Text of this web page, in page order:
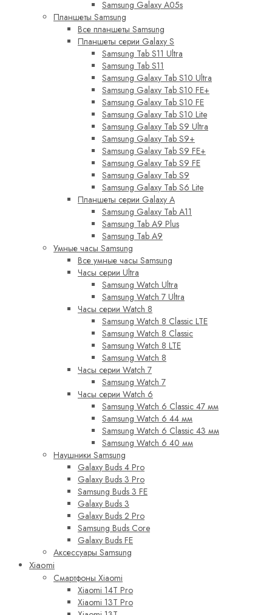
Samsung Galaxy A05s
Планшеты Samsung
Все планшеты Samsung
Планшеты серии Galaxy S
Samsung Tab S11 Ultra
Samsung Tab S11
Samsung Galaxy Tab S10 Ultra
Samsung Galaxy Tab S10 FE+
Samsung Galaxy Tab S10 FE
Samsung Galaxy Tab S10 Lite
Samsung Galaxy Tab S9 Ultra
Samsung Galaxy Tab S9+
Samsung Galaxy Tab S9 FE+
Samsung Galaxy Tab S9 FE
Samsung Galaxy Tab S9
Samsung Galaxy Tab S6 Lite
Планшеты серии Galaxy A
Samsung Galaxy Tab A11
Samsung Tab A9 Plus
Samsung Tab A9
Умные часы Samsung
Все умные часы Samsung
Часы серии Ultra
Samsung Watch Ultra
Samsung Watch 7 Ultra
Часы серии Watch 8
Samsung Watch 8 Classic LTE
Samsung Watch 8 Classic
Samsung Watch 8 LTE
Samsung Watch 8
Часы серии Watch 7
Samsung Watch 7
Часы серии Watch 6
Samsung Watch 6 Classic 47 мм
Samsung Watch 6 44 мм
Samsung Watch 6 Classic 43 мм
Samsung Watch 6 40 мм
Наушники Samsung
Galaxy Buds 4 Pro
Galaxy Buds 3 Pro
Samsung Buds 3 FE
Galaxy Buds 3
Galaxy Buds 2 Pro
Samsung Buds Core
Galaxy Buds FE
Аксессуары Samsung
Xiaomi
Смартфоны Xiaomi
Xiaomi 14T Pro
Xiaomi 13T Pro